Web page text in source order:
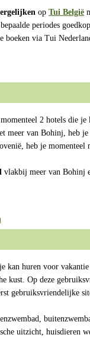
op Tui België
periodes
via Tui
2 hotels die
meer van Bohinj, heb
heb je
vlakbij meer van Bohinj
kan huren voor
kust. Op deze
gebruiksvriendelijke
uitzicht, huisdieren